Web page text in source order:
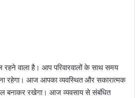
वाला है। आप परिवारवालों के साथ समय
रहेगा। आज आपका व्यवस्थित और सकारात्मक
बनाकर रखेगा। आज व्यवसाय से संबंधित